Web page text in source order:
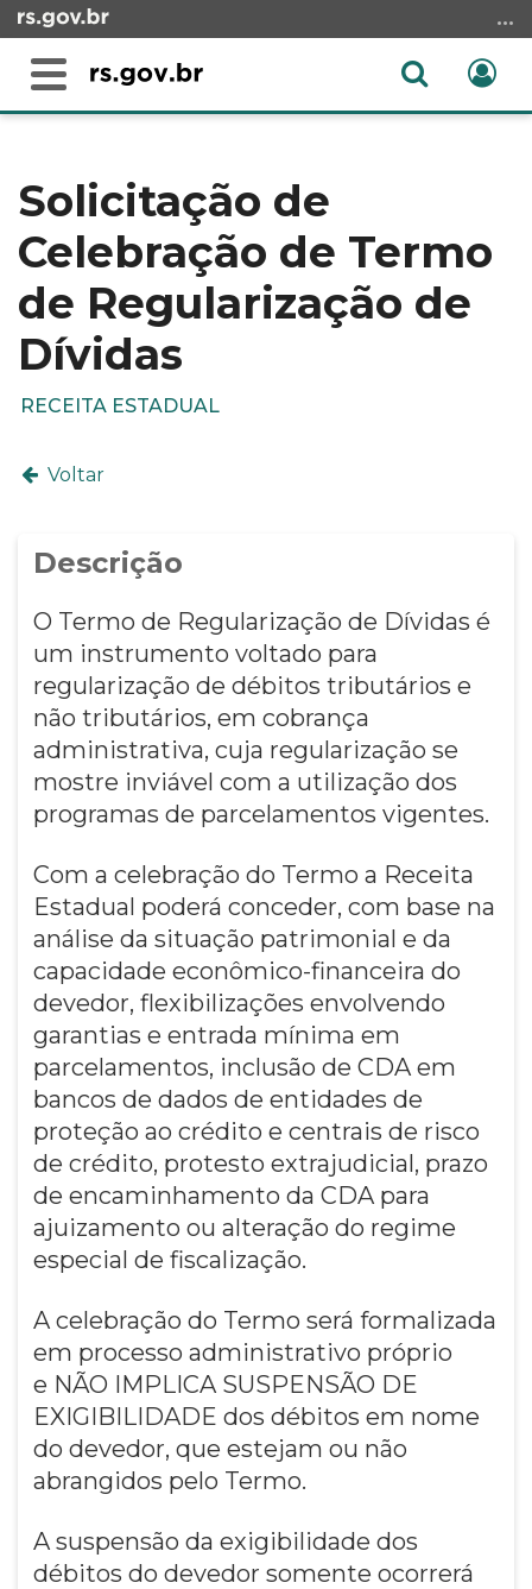
para
conteúdo
menu
para
busca
Alterna
Abrir
conteúdo
Solicitação de
Celebração de Termo
de Regularização de
Dívidas
RECEITA ESTADUAL
Voltar
Descrição
O Termo de Regularização de Dívidas é
um instrumento voltado para
regularização de débitos tributários e
não tributários, em cobrança
administrativa, cuja regularização se
mostre inviável com a utilização dos
programas de parcelamentos vigentes.
Com a celebração do Termo a Receita
Estadual poderá conceder, com base na
análise da situação patrimonial e da
capacidade econômico-financeira do
devedor, flexibilizações envolvendo
garantias e entrada mínima em
parcelamentos, inclusão de CDA em
bancos de dados de entidades de
proteção ao crédito e centrais de risco
de crédito, protesto extrajudicial, prazo
de encaminhamento da CDA para
ajuizamento ou alteração do regime
especial de fiscalização.
A celebração do Termo será formalizada
em processo administrativo próprio
e NÃO IMPLICA SUSPENSÃO DE
EXIGIBILIDADE dos débitos em nome
do devedor, que estejam ou não
abrangidos pelo Termo.
A suspensão da exigibilidade dos
débitos do devedor somente ocorrerá